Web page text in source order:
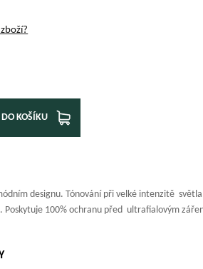
DO KOŠÍKU
designu. Tónování při velké intenzitě
Poskytuje 100% ochranu před ultrafialovým